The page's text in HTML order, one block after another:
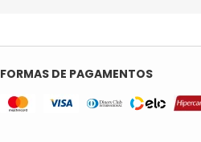
FORMAS DE PAGAMENTOS